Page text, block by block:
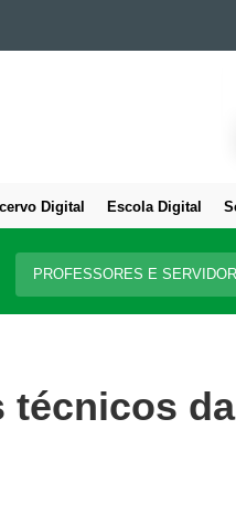
Digital Escola Digital
PROFESSORES E
técnicos da